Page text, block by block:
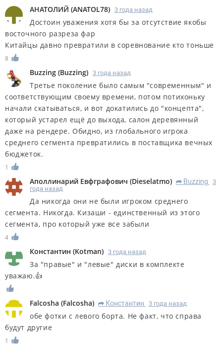
АНАТОЛИЙ (ANATOL78) 3 года назад
Достоин уважения хотя бы за отсутствие якобы
восточного разреза фар
Китайцы давно превратили в соревнование кто тоньше
8
Buzzing (Buzzing) 3 года назад
Третье поколение было самым "современным" и
соответствующим своему времени, потом потихоньку
начали скатываться, и вот докатились до "концепта",
который устарел ещё до выхода, салон деревянный
даже на рендере. Обидно, из глобального игрока
среднего сегмента превратились в поставщика вечных
бюджеток.
1
Аполлинарий Евфграфович (Dieselatmo) R Buzzing
3
года назад
Да никогда они не были игроком среднего
сегмента. Никогда. Кизаши - единственный из этого
сегмента, про который уже все забыли
4
Константин (Kotman) 3 года назад
За "правые" и "левые" диски в комплекте
уважаю.👍
Falcosha (Falcosha) R Константин 3 года назад
обе фотки с левого борта. Не факт, что справа
будут другие
1